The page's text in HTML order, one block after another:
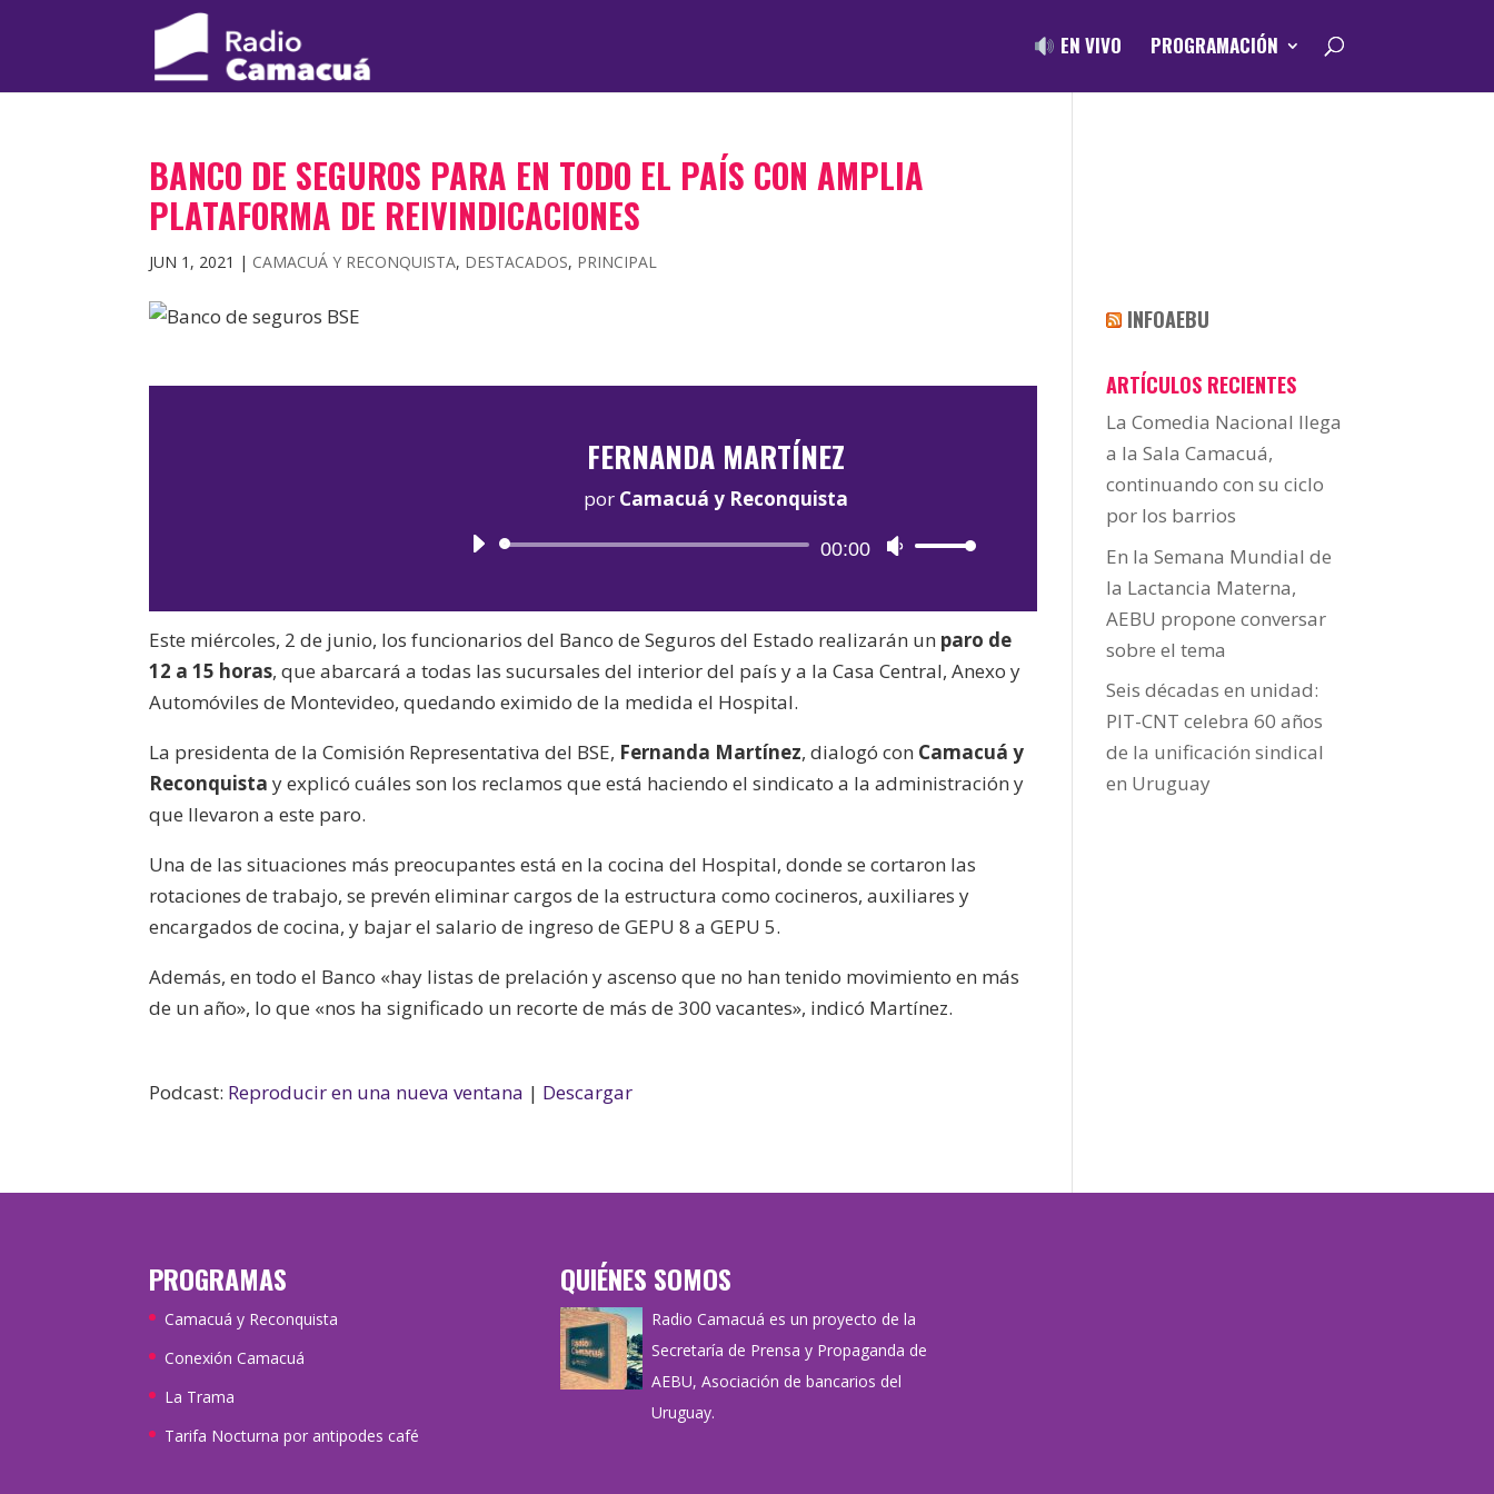
EN VIVO PROGRAMACIÓN
BANCO DE SEGUROS PARA EN TODO EL PAÍS CON AMPLIA
PLATAFORMA DE REIVINDICACIONES
JUN 1, 2021 | CAMACUÁ Y RECONQUISTA, DESTACADOS, PRINCIPAL
FERNANDA MARTÍNEZ
por Camacuá y Reconquista
Reproductor
audio
00:00
Utiliza
teclas
de
flecha
aumentar
o
el
volumen.
Este miércoles, 2 de junio, los funcionarios del Banco de Seguros del Estado realizarán un paro de
12 a 15 horas, que abarcará a todas las sucursales del interior del país y a la Casa Central, Anexo y
Automóviles de Montevideo, quedando eximido de la medida el Hospital.
La presidenta de la Comisión Representativa del BSE, Fernanda Martínez, dialogó con Camacuá y
Reconquista y explicó cuáles son los reclamos que está haciendo el sindicato a la administración y
que llevaron a este paro.
Una de las situaciones más preocupantes está en la cocina del Hospital, donde se cortaron las
rotaciones de trabajo, se prevén eliminar cargos de la estructura como cocineros, auxiliares y
encargados de cocina, y bajar el salario de ingreso de GEPU 8 a GEPU 5.
Además, en todo el Banco «hay listas de prelación y ascenso que no han tenido movimiento en más
de un año», lo que «nos ha significado un recorte de más de 300 vacantes», indicó Martínez.
Podcast: Reproducir en una nueva ventana | Descargar
INFOAEBU
ARTÍCULOS RECIENTES
La Comedia Nacional llega
a la Sala Camacuá,
continuando con su ciclo
por los barrios
En la Semana Mundial de
la Lactancia Materna,
AEBU propone conversar
sobre el tema
Seis décadas en unidad:
PIT-CNT celebra 60 años
de la unificación sindical
en Uruguay
PROGRAMAS
Camacuá y Reconquista
Conexión Camacuá
La Trama
Tarifa Nocturna por antipodes café
QUIÉNES SOMOS
Radio Camacuá es un proyecto de la
Secretaría de Prensa y Propaganda de
AEBU, Asociación de bancarios del
Uruguay.